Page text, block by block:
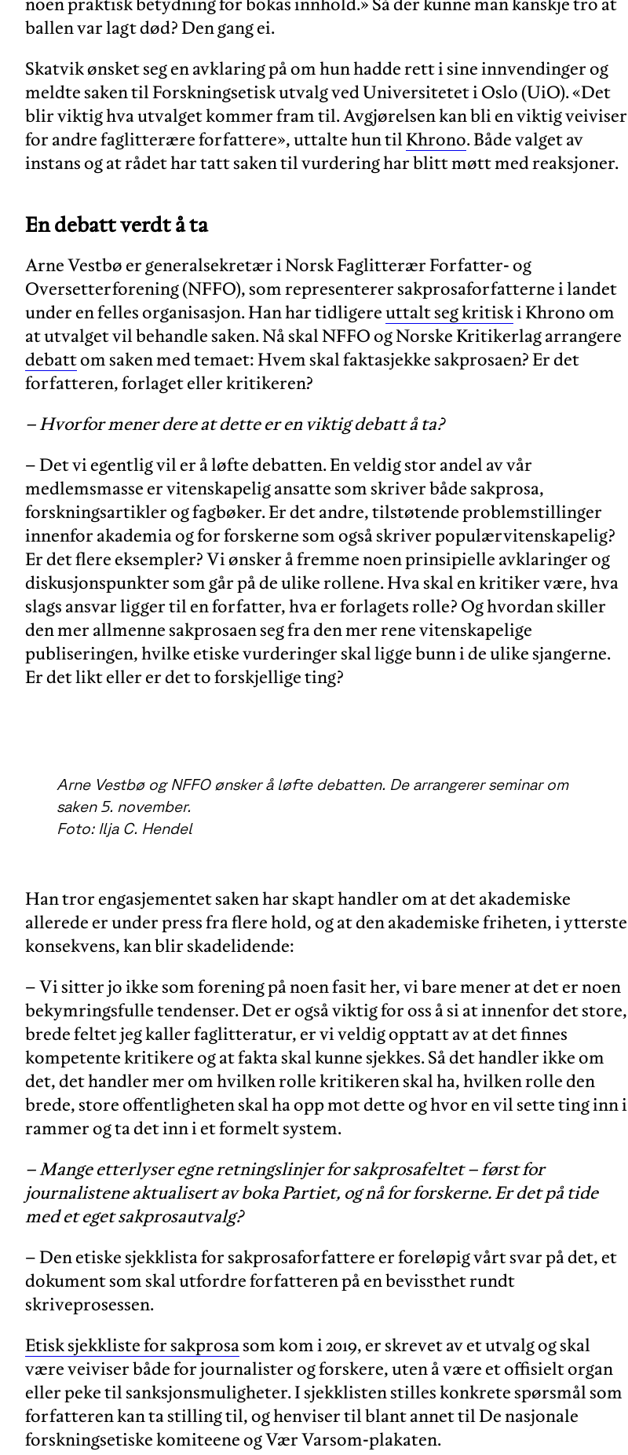
ballen var lagt død? Den gang ei.
Skatvik ønsket seg en avklaring på om hun hadde rett i sine innvendinger og
meldte saken til Forskningsetisk utvalg ved Universitetet i Oslo (UiO). «Det
blir viktig hva utvalget kommer fram til. Avgjørelsen kan bli en viktig veiviser
for andre faglitterære forfattere», uttalte hun tilKhrono. Både valget av
instans og at rådet har tatt saken til vurdering har blitt møtt med reaksjoner.
En debatt verdt å ta
Arne Vestbø er generalsekretær i Norsk Faglitterær Forfatter- og
Oversetterforening (NFFO), som representerer sakprosaforfatterne i landet
under en felles organisasjon. Han har tidligereuttalt seg kritiski Khrono om
at utvalget vil behandle saken. Nå skal NFFO og Norske Kritikerlag arrangere
debattom saken med temaet: Hvem skal faktasjekke sakprosaen? Er det
forfatteren, forlaget eller kritikeren?
– Hvorfor mener dere at dette er en viktig debatt å ta?
– Det vi egentlig vil er å løfte debatten. En veldig stor andel av vår
medlemsmasse er vitenskapelig ansatte som skriver både sakprosa,
forskningsartikler og fagbøker. Er det andre, tilstøtende problemstillinger
innenfor akademia og for forskerne som også skriver populærvitenskapelig?
Er det flere eksempler? Vi ønsker å fremme noen prinsipielle avklaringer og
diskusjonspunkter som går på de ulike rollene. Hva skal en kritiker være, hva
slags ansvar ligger til en forfatter, hva er forlagets rolle? Og hvordan skiller
den mer allmenne sakprosaen seg fra den mer rene vitenskapelige
publiseringen, hvilke etiske vurderinger skal ligge bunn i de ulike sjangerne.
Er det likt eller er det to forskjellige ting?
Arne Vestbø og NFFO ønsker å løfte debatten. De arrangerer seminar om
saken 5. november.
Foto: Ilja C. Hendel
Han tror engasjementet saken har skapt handler om at det akademiske
allerede er under press fra flere hold, og at den akademiske friheten, i ytterste
konsekvens, kan blir skadelidende:
– Vi sitter jo ikke som forening på noen fasit her, vi bare mener at det er noen
bekymringsfulle tendenser. Det er også viktig for oss å si at innenfor det store,
brede feltet jeg kaller faglitteratur, er vi veldig opptatt av at det finnes
kompetente kritikere og at fakta skal kunne sjekkes. Så det handler ikke om
det, det handler mer om hvilken rolle kritikeren skal ha, hvilken rolle den
brede, store offentligheten skal ha opp mot dette og hvor en vil sette ting inn i
rammer og ta det inn i et formelt system.
– Mange etterlyser egne retningslinjer for sakprosafeltet – først for
journalistene aktualisert av boka Partiet, og nå for forskerne. Er det på tide
med et eget sakprosautvalg?
– Den etiske sjekklista for sakprosaforfattere er foreløpig vårt svar på det, et
dokument som skal utfordre forfatteren på en bevissthet rundt
skriveprosessen.
Etisk sjekkliste for sakprosasom kom i 2019, er skrevet av et utvalg og skal
være veiviser både for journalister og forskere, uten å være et offisielt organ
eller peke til sanksjonsmuligheter. I sjekklisten stilles konkrete spørsmål som
forfatteren kan ta stilling til, og henviser til blant annet til De nasjonale
forskningsetiske komiteene og Vær Varsom-plakaten.